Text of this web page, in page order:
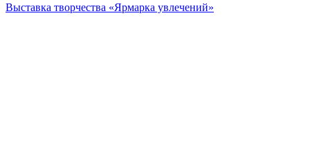
Выставка творчества «Ярмарка увлечений»